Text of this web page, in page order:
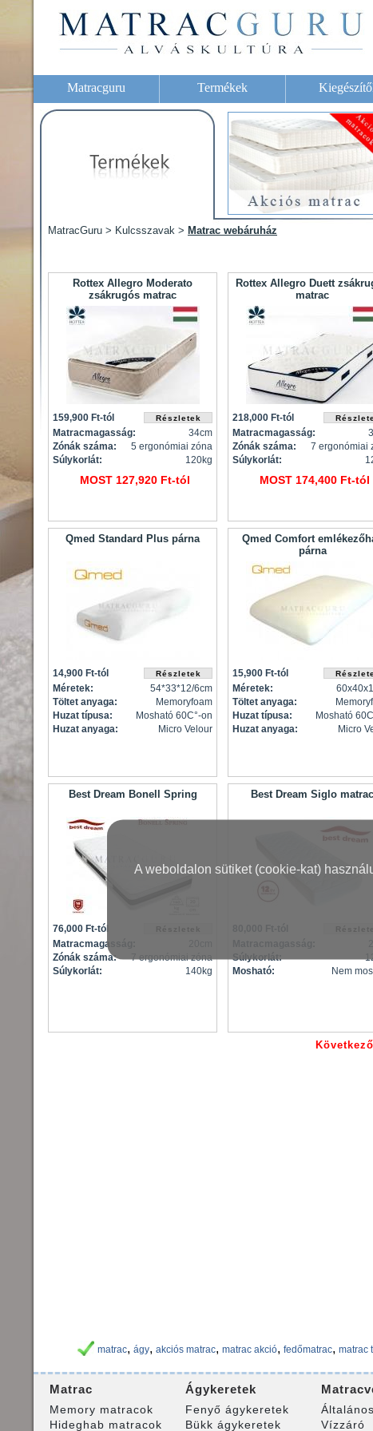
A weboldalon sütiket (cookie-kat)
Matracguru Termékek
MatracGuru > Kulcsszavak > Matrac webáruház
Rottex Allegro Moderato
zsákrugós matrac
159,900 Ft-tól
Matracmagasság:
34cm
Zónák száma:
5 ergonómiai zóna
Súlykorlát:
120kg
MOST 127,920 Ft-tól
Rottex Allegro Duett
matrac
218,000 Ft-tól
Matracmagasság:
Zónák száma:
7 ergonómiai
Súlykorlát:
MOST 174,400 Ft-tól
Qmed Standard Plus párna
14,900 Ft-tól
Méretek:
54*33*12/6cm
Töltet anyaga:
Memoryfoam
Huzat típusa:
Mosható 60C°-on
Huzat anyaga:
Micro Velour
Qmed Comfort
párna
15,900 Ft-tól
Méretek:
Töltet anyaga:
Huzat típusa:
Mosható
Huzat anyaga:
Micro
Best Dream Bonell Spring
76,000 Ft-tól
Matracmagasság:
Zónák száma:
7 ergonómiai zóna
Súlykorlát:
140kg
Best Dream Siglo matrac
Súlykorlát:
Mosható:
Nem
matrac, ágy, akciós matrac, matrac akció, fedőmatrac, matrac
Matrac
Memory matracok
Hideghab matracok
Ágykeretek
Fenyő ágykeretek
Bükk ágykeretek
Vízzáró